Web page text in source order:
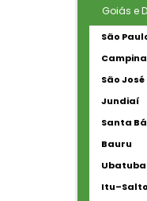
Goiás e
São
São
Jundiaí
Santa
Bauru
Ubatuba
Itu–Salto